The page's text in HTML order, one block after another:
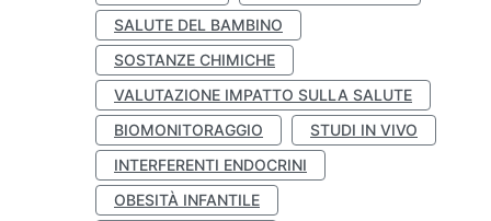
SALUTE DEL BAMBINO
SOSTANZE CHIMICHE
VALUTAZIONE IMPATTO SULLA SALUTE
BIOMONITORAGGIO
STUDI IN VIVO
INTERFERENTI ENDOCRINI
OBESITÀ INFANTILE